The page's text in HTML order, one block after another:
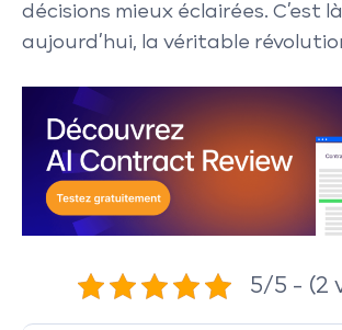
décisions mieux éclairées. C’est
aujourd’hui, la véritable
5/5 - (2